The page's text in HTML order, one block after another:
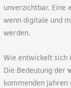
unverzichtbar. Eine
wenn digitale und
werden.
Wie entwickelt sich
Die Bedeutung der
kommenden